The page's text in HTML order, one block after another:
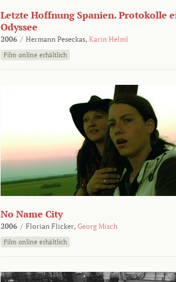
Letzte Hoffnung Spanien. Protokolle
Odyssee
2006 / Hermann Peseckas, Karin Helml
Film online erhältlich
No Name City
2006 / Florian Flicker, Georg Misch
Film online erhältlich